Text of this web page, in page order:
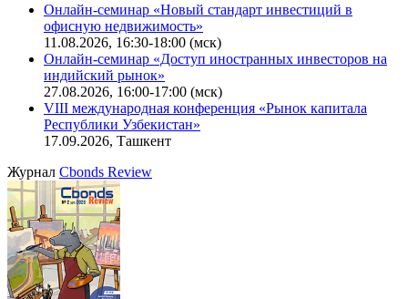
Онлайн-семинар «Новый стандарт инвестиций в
офисную недвижимость»
11.08.2026, 16:30-18:00 (мск)
Онлайн-семинар «Доступ иностранных инвесторов на
индийский рынок»
27.08.2026, 16:00-17:00 (мск)
VIII международная конференция «Рынок капитала
Республики Узбекистан»
17.09.2026, Ташкент
Журнал Cbonds Review